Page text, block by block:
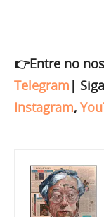
👉Entre no
Telegram |
Instagram,